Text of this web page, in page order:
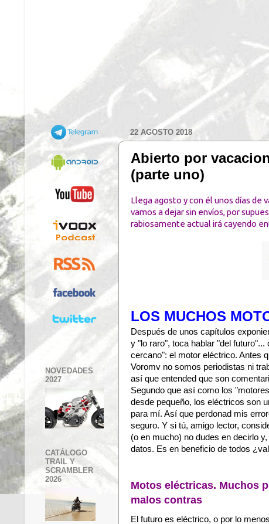
22 AGOSTO 2018
Abierto por
(parte uno)
Llega agosto y con él unos días de
vamos a dejar sin envíos, por
rabiosamente actual irá cayendo
LOS MUCHOS
Después de unos capítulos
y "lo raro", toca hablar "del
cercano": el motor eléctrico. Antes
Voromv no somos periodistas ni
así que entended que son
Segundo que así como los
desde pequeño, los eléctricos son
para mí. Así que perdonad mis
seguro. Y si tú, amigo lector,
(o en mucho) no dudes en decirlo
datos. Es en beneficio de todos
Motos eléctricas. Muchos
malos contras
El futuro es eléctrico, o por lo
NOVEDADES
2027
CATÁLOGO
TRAIL Y
SCRAMBLER
2026